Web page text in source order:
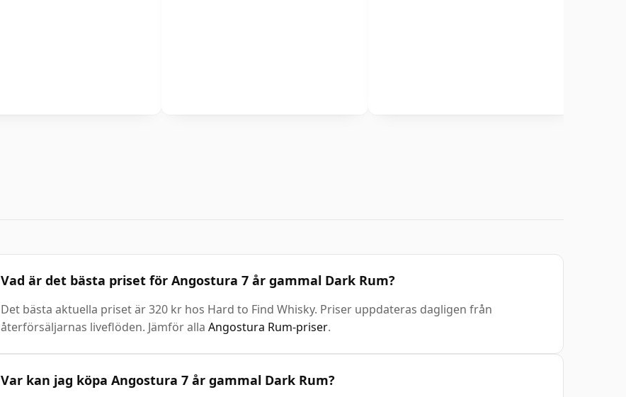
Vad är det bästa priset för Angostura 7 år gammal Dark Rum?
Det bästa aktuella priset är 320 kr hos Hard to Find Whisky. Priser uppdateras dagligen från
återförsäljarnas liveflöden. Jämför alla Angostura Rum-priser.
Var kan jag köpa Angostura 7 år gammal Dark Rum?